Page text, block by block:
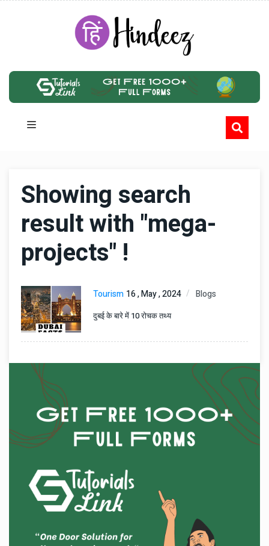
Showing search
result with "mega-
projects" !
Tourism 16 , May , 2024 Blogs
दुबई के बारे में 10 रोचक तथ्य